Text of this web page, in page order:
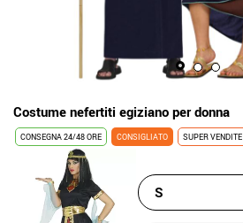
Costume nefertiti egiziano per donna
CONSEGNA 24/48 ORE CONSIGLIATO SUPER VENDITE
S